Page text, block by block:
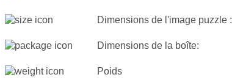
Dimensions de l'image puzzle :
Dimensions de la boîte:
Poids